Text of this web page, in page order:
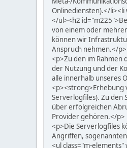
Onlinediensten).</li><li
</ul><h2
von einem oder
können wir
Anspruch nehmen.</p>
<p>Zu den im
der Nutzung und der
alle innerhalb unseres
<p><strong>Erhebung
Serverlogfiles). Zu den
über erfolgreichen
Provider gehören.</p>
<p>Die Serverlogfiles
Angriffen,
<ul class="m-